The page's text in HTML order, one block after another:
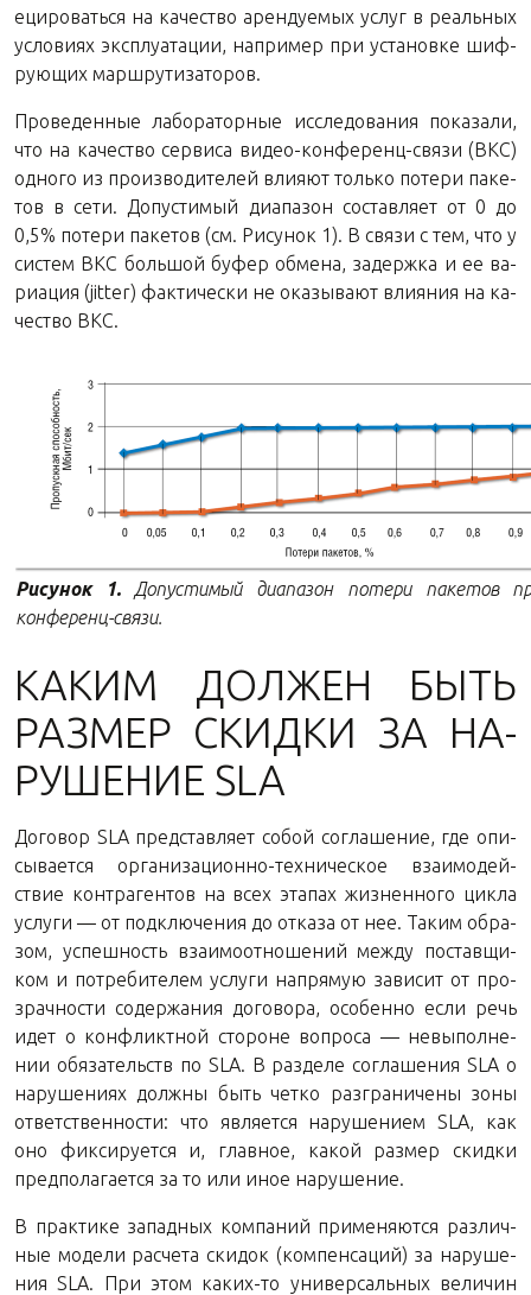
еци­ро­вать­ся на ка­че­ство арен­ду­е­мых услуг в ре­аль­ных
усло­ви­ях экс­плу­а­та­ции, на­при­мер при уста­нов­ке шиф­
ру­ю­щих маршрутизаторов.
Про­ве­ден­ные ла­бо­ра­тор­ные ис­сле­до­ва­ния по­ка­за­ли,
что на ка­че­ство сер­ви­са ви­део-кон­фе­ренц-свя­зи (ВКС)
од­но­го из про­из­во­ди­те­лей вли­я­ют толь­ко по­те­ри па­ке­
тов в сети. До­пу­сти­мый диа­па­зон со­став­ля­ет от 0 до
0,5% по­те­ри па­ке­тов (см. Ри­су­нок 1). В связи с тем, что у
си­стем ВКС боль­шой буфер об­ме­на, за­держ­ка и ее ва­
ри­а­ция (jitter) фак­ти­че­ски не ока­зы­ва­ют вли­я­ния на ка­
че­ство ВКС.
Ри­су­нок 1.До­пу­сти­мый диа­па­зон по­те­ри па­ке­тов
конференц-связи.
КАКИМ ДОЛ­ЖЕН БЫТЬ
РАЗ­МЕР СКИД­КИ ЗА НА­
РУ­ШЕ­НИЕ SLA
До­го­вор SLA пред­став­ля­ет собой со­гла­ше­ние, где опи­
сы­ва­ет­ся ор­га­ни­за­ци­он­но-тех­ни­че­ское вза­и­мо­дей­
ствие контр­аген­тов на всех эта­пах жиз­нен­но­го цикла
услу­ги — от под­клю­че­ния до от­ка­за от нее. Таким об­ра­
зом, успеш­ность вза­и­мо­от­но­ше­ний между по­став­щи­
ком и по­тре­би­те­лем услу­ги на­пря­мую за­ви­сит от про­
зрач­но­сти со­дер­жа­ния до­го­во­ра, осо­бен­но если речь
идет о кон­фликт­ной сто­роне во­про­са — невы­пол­не­
нии обя­за­тельств по SLA. В раз­де­ле со­гла­ше­ния SLA о
на­ру­ше­ни­ях долж­ны быть четко раз­гра­ни­че­ны зоны
от­вет­ствен­но­сти: что яв­ля­ет­ся на­ру­ше­ни­ем SLA, как
оно фик­си­ру­ет­ся и, глав­ное, какой раз­мер скид­ки
пред­по­ла­га­ет­ся за то или иное нарушение.
В прак­ти­ке за­пад­ных ком­па­ний при­ме­ня­ют­ся раз­лич­
ные мо­де­ли рас­че­та ски­док (ком­пен­са­ций) за на­ру­ше­
ния SLA. При этом ка­ких-то уни­вер­саль­ных ве­ли­чин